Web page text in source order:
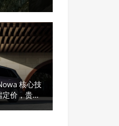
核心技
定价，贵得